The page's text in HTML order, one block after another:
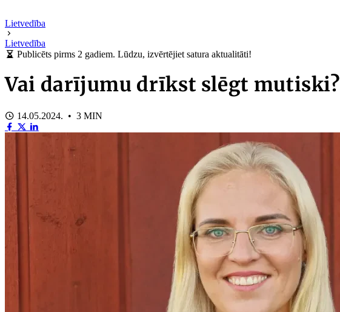
Lietvedība
Lietvedība
Publicēts pirms 2 gadiem. Lūdzu, izvērtējiet satura aktualitāti!
Vai darījumu drīkst slēgt mutiski?
14.05.2024. • 3 MIN